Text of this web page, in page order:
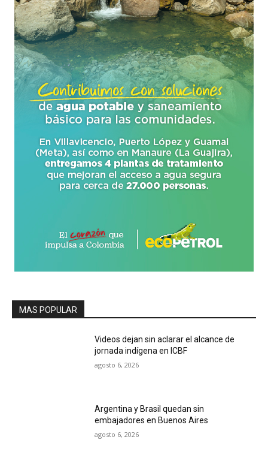
MAS POPULAR
Videos dejan sin aclarar el alcance de
jornada indígena en ICBF
agosto 6, 2026
Argentina y Brasil quedan sin
embajadores en Buenos Aires
agosto 6, 2026